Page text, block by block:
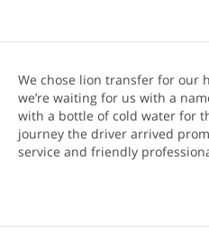
We chose lion transfer for our
we’re waiting for us with a
with a bottle of cold water for
journey the driver arrived
service and friendly